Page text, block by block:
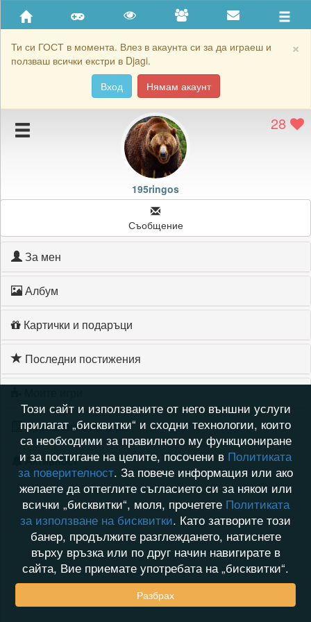
×
Ти си ГОСТ в момента. Влез в акаунта си за да играеш и
ползваш всички екстри в Djagi.
Вход
Нямам акаунт
Приятели
Хронология на игри
Подаръците на 195ringos
Картичките на 195ringos
28
195ringos
Съобщение
За мен
Албум
Картички и подаръци
Последни постижения
Хронология на игри
Активност
Този сайт и използваните от него външни услуги
прилагат „бисквитки“ и сходни технологии, които
са необходими за правилното му функциониране
и за постигане на целите, посочени в Политиката
за поверителност. За повече информация или ако
желаете да оттеглите съгласието си за някои или
всички „бисквитки“, моля, прочетете Политиката
за използване на бисквитки. Като затворите този
банер, продължите разглеждането, натиснете
върху връзка или по друг начин навигирате в
сайта, Вие приемате употребата на „бисквитки“.
Разбрах